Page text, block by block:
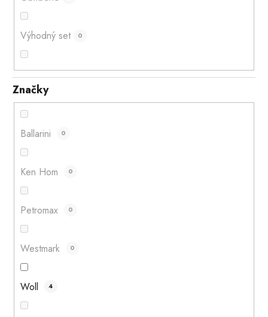
Výhodný set 0
Značky
Ballarini 0
Ken Hom 0
Petromax 0
Westmark 0
Woll 4